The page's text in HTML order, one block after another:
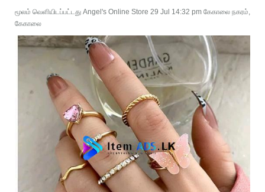
மூலம் வெளியிடப்பட்டது Angel's Online Store 29 Jul 14:32 pm கேகாலை நகரம்,
கேகாலை